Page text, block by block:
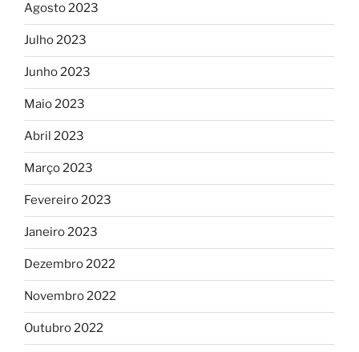
Agosto 2023
Julho 2023
Junho 2023
Maio 2023
Abril 2023
Março 2023
Fevereiro 2023
Janeiro 2023
Dezembro 2022
Novembro 2022
Outubro 2022